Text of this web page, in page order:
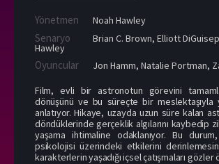
Yönetmen Noah Hawley
Senaryo Brian C. Brown, Elliott
Hawley
Oyuncular Jon Hamm, Natalie Portman,
Film, evli bir astronotun görevini
dönüşünü ve bu süreçte bir meslektaşıyla
anlatıyor. Hikaye, uzayda uzun süre kalan
döndüklerinde gerçeklik algılarını kaybedip
yaşama ihtimaline odaklanıyor. Bu
psikolojisi üzerindeki etkilerini
karakterlerin yaşadığı içsel çatışmaları